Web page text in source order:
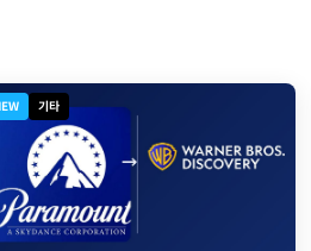
기타